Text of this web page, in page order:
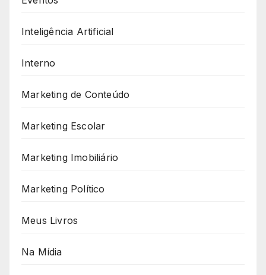
Inteligência Artificial
Interno
Marketing de Conteúdo
Marketing Escolar
Marketing Imobiliário
Marketing Político
Meus Livros
Na Mídia